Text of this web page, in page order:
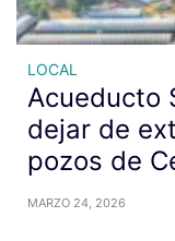
LOCAL
Acueducto
dejar de
pozos de
MARZO 24, 2026